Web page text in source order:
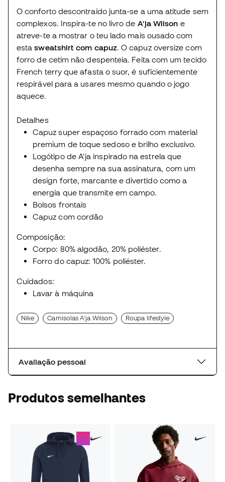
O conforto descontraído junta-se a uma atitude sem
complexos. Inspira-te no livro de A'ja Wilson e
atreve-te a mostrar o teu lado mais ousado com
estasweatshirt com capuz. O capuz oversize com
forro de cetim não despenteia. Feita com um tecido
French terry que afasta o suor, é suficientemente
respirável para a usares mesmo quando o jogo
aquece.
Detalhes
Capuz super espaçoso forrado com material
premium de toque sedoso e brilho exclusivo.
Logótipo de A'ja inspirado na estrela que
desenha sempre na sua assinatura, com um
design forte, marcante e divertido como a
energia que transmite em campo.
Bolsos frontais
Capuz com cordão
Composição:
Corpo: 80% algodão, 20% poliéster.
Forro do capuz: 100% poliéster.
Cuidados:
Lavar à máquina
Nike Camisolas A'ja Wilson Roupa lifestyle
Avaliação pessoal
Produtos semelhantes